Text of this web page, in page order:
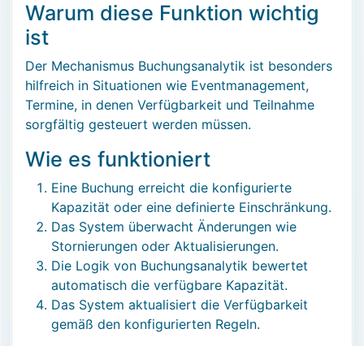
Warum diese Funktion wichtig
ist
Der Mechanismus Buchungsanalytik ist besonders
hilfreich in Situationen wie Eventmanagement,
Termine, in denen Verfügbarkeit und Teilnahme
sorgfältig gesteuert werden müssen.
Wie es funktioniert
Eine Buchung erreicht die konfigurierte
Kapazität oder eine definierte Einschränkung.
Das System überwacht Änderungen wie
Stornierungen oder Aktualisierungen.
Die Logik von Buchungsanalytik bewertet
automatisch die verfügbare Kapazität.
Das System aktualisiert die Verfügbarkeit
gemäß den konfigurierten Regeln.